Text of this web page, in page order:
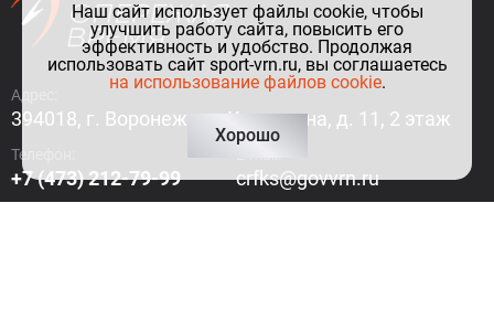
Адрес:
394018, г. Воронеж, ул. Куколкина, д. 11, 2 этаж
Телефон:
+7 (473) 212-79-99
crfks@govvrn.ru
Наш сайт использует файлы cookie, чтобы
улучшить работу сайта, повысить его
эффективность и удобство. Продолжая
использовать сайт sport-vrn.ru, вы соглашаетесь
на использование файлов cookie.
Хорошо